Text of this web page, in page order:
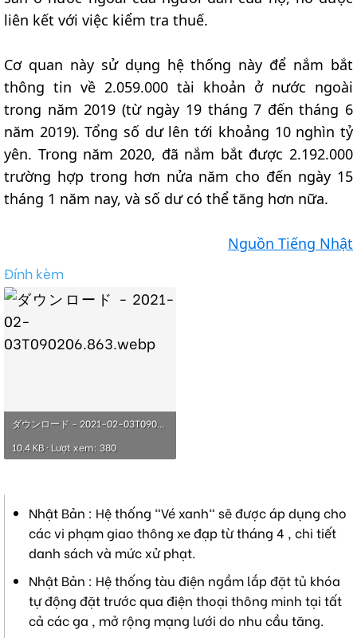
liên kết với việc kiểm tra thuế.
Cơ quan này sử dụng hệ thống này để nắm bắt
thông tin về 2.059.000 tài khoản ở nước ngoài
trong năm 2019 (từ ngày 19 tháng 7 đến tháng 6
năm 2019). Tổng số dư lên tới khoảng 10 nghìn tỷ
yên. Trong năm 2020, đã nắm bắt được 2.192.000
trường hợp trong hơn nửa năm cho đến ngày 15
tháng 1 năm nay, và số dư có thể tăng hơn nữa.
Nguồn Tiếng Nhật
Đính kèm
ダウンロード - 2021-02-03T090206.863.webp
10.4 KB · Lượt xem: 380
Nhật Bản : Hệ thống "Vé xanh" sẽ được áp dụng cho
các vi phạm giao thông xe đạp từ tháng 4 , chi tiết
danh sách và mức xử phạt.
Nhật Bản : Hệ thống tàu điện ngầm lắp đặt tủ khóa
tự động đặt trước qua điện thoại thông minh tại tất
cả các ga , mở rộng mạng lưới do nhu cầu tăng.